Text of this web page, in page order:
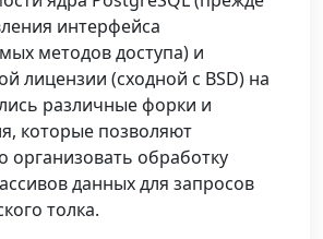
интерфейса
методов доступа) и
лицензии (сходной с BSD) на
различные форки и
которые позволяют
организовать обработку
данных для запросов
толка.